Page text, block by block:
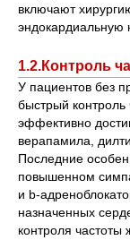
включают
эндокардиальную
1.2.Контроль
У пациентов без
быстрый контроль
эффективно
верапамила,
Последние
повышенном
и b-
назначенных
контроля частоты